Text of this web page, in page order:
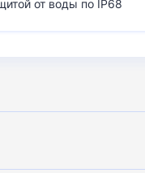
от воды по IP68